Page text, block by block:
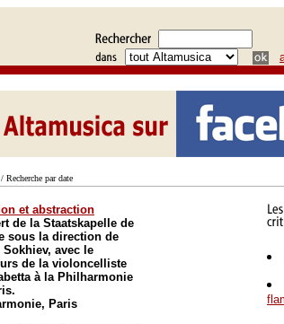
/ Recherche par date
et abstraction
de la Staatskapelle de
sous la direction de
Sokhiev, avec le
de la violoncelliste
à la Philharmonie
Paris